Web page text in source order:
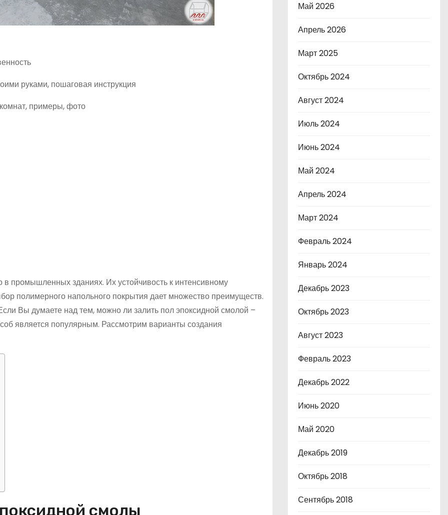
руками, пошаговая инструкция
примеры, фото
промышленных зданиях. Их устойчивость к интенсивному
полимерного напольного покрытия дает множество преимуществ.
Вы думаете над тем, можно ли залить пол эпоксидной смолой –
является популярным. Рассмотрим варианты создания
смолы
Май 2026
Апрель 2026
Март 2025
Октябрь 2024
Август 2024
Июль 2024
Июнь 2024
Май 2024
Апрель 2024
Март 2024
Февраль 2024
Январь 2024
Декабрь 2023
Октябрь 2023
Август 2023
Февраль 2023
Декабрь 2022
Июнь 2020
Май 2020
Декабрь 2019
Октябрь 2018
Сентябрь 2018